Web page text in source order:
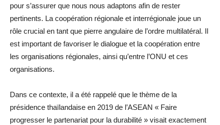
pour s’assurer que nous nous adaptons afin de rester
pertinents. La coopération régionale et interrégionale joue un
rôle crucial en tant que pierre angulaire de l’ordre multilatéral. Il
est important de favoriser le dialogue et la coopération entre
les organisations régionales, ainsi qu’entre l’ONU et ces
organisations.
Dans ce contexte, il a été rappelé que le thème de la
présidence thaïlandaise en 2019 de l’ASEAN « Faire
progresser le partenariat pour la durabilité » visait exactement